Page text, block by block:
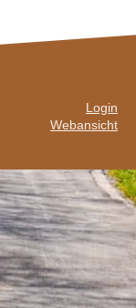
Login
Webansicht